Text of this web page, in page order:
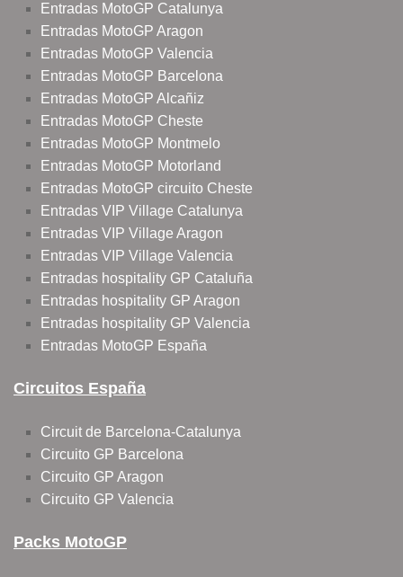
Entradas MotoGP Catalunya
Entradas MotoGP Aragon
Entradas MotoGP Valencia
Entradas MotoGP Barcelona
Entradas MotoGP Alcañiz
Entradas MotoGP Cheste
Entradas MotoGP Montmelo
Entradas MotoGP Motorland
Entradas MotoGP circuito Cheste
Entradas VIP Village Catalunya
Entradas VIP Village Aragon
Entradas VIP Village Valencia
Entradas hospitality GP Cataluña
Entradas hospitality GP Aragon
Entradas hospitality GP Valencia
Entradas MotoGP España
Circuitos España
Circuit de Barcelona-Catalunya
Circuito GP Barcelona
Circuito GP Aragon
Circuito GP Valencia
Packs MotoGP